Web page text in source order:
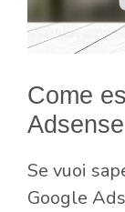
Come
Adsense
Se vuoi
Google